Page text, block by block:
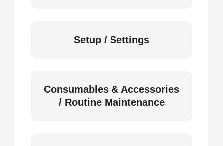
Setup / Settings
Consumables & Accessories
/ Routine Maintenance